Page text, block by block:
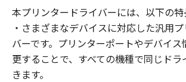
本プリンタードライバーには、以下の特
・さまざまなデバイスに対応した汎用
バーです。プリンターポートやデバイス
更することで、すべての機種で同じドラ
きます。